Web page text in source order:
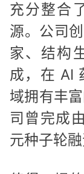
充分整合
源。公司
家、结构
成，在 AI
域拥有丰
司曾完成
元种子轮融